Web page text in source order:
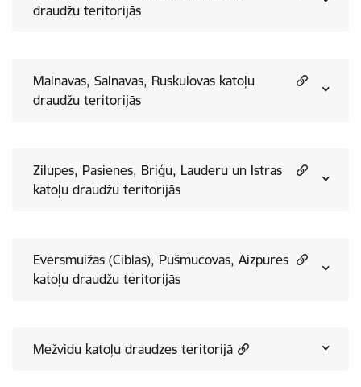
draudžu teritorijās
Malnavas, Salnavas, Ruskulovas katoļu
draudžu teritorijās
Zilupes, Pasienes, Briģu, Lauderu un Istras
katoļu draudžu teritorijās
Eversmuižas (Ciblas), Pušmucovas, Aizpūres
katoļu draudžu teritorijās
Mežvidu katoļu draudzes teritorijā